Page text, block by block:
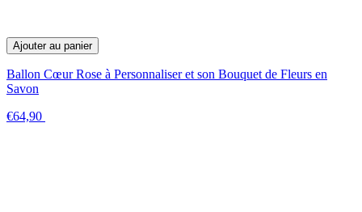
Ajouter au panier
Ballon Cœur Rose à Personnaliser et son Bouquet de Fleurs en
Savon
€64,90